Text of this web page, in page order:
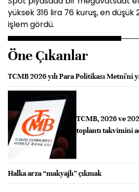
yüksek 316 lira 76 kuruş, en
işlem gördü.
Öne Çıkanlar
TCMB 2026 yılı Para Politikası Metni'ni
TCMB, 2026 ve
toplantı takvimini
Halka arza “makyajlı” çıkmak